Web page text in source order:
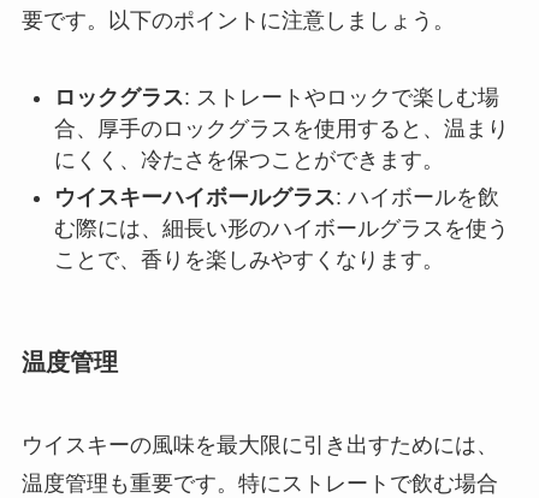
要です。以下のポイントに注意しましょう。
ロックグラス: ストレートやロックで楽しむ場
合、厚手のロックグラスを使用すると、温まり
にくく、冷たさを保つことができます。
ウイスキーハイボールグラス: ハイボールを飲
む際には、細長い形のハイボールグラスを使う
ことで、香りを楽しみやすくなります。
温度管理
ウイスキーの風味を最大限に引き出すためには、
温度管理も重要です。特にストレートで飲む場合